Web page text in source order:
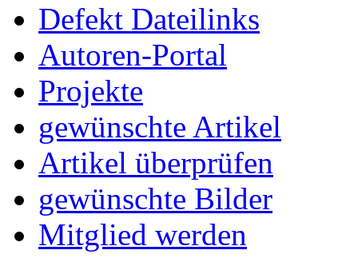
Defekt Dateilinks
Autoren-Portal
Projekte
gewünschte Artikel
Artikel überprüfen
gewünschte Bilder
Mitglied werden